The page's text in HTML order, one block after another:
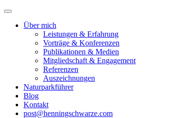
Über mich
Leistungen & Erfahrung
Vorträge & Konferenzen
Publikationen & Medien
Mitgliedschaft & Engagement
Referenzen
Auszeichnungen
Naturparkführer
Blog
Kontakt
post@henningschwarze.com